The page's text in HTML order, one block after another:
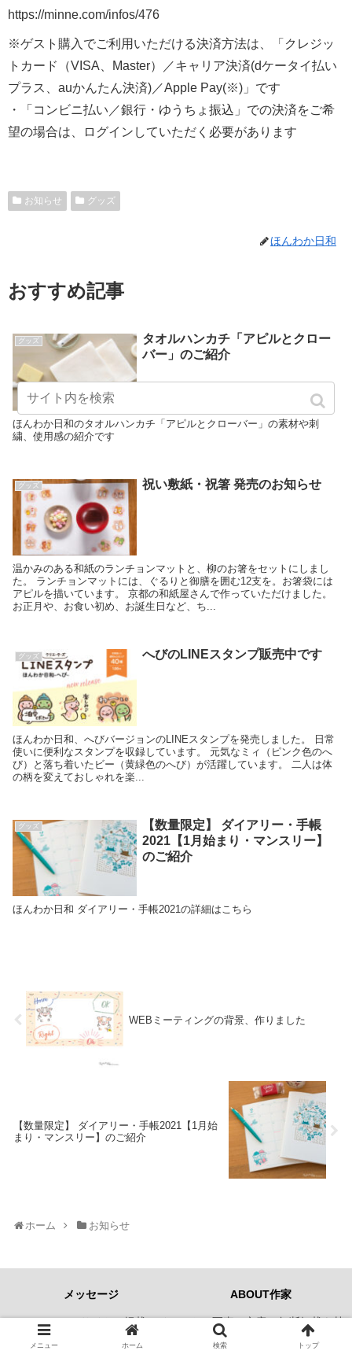
https://minne.com/infos/476
※ゲスト購入でご利用いただける決済方法は、「クレジッ
トカード（VISA、Master）／キャリア決済(dケータイ払い
プラス、auかんたん決済)／Apple Pay(※)」です
・「コンビニ払い／銀行・ゆうちょ振込」での決済をご希
望の場合は、ログインしていただく必要があります
お知らせ グッズ
ほんわか日和
おすすめ記事
グッズ
タオルハンカチ「アピルとクロー
バー」のご紹介
ほんわか日和のタオルハンカチ「アピルとクローバー」の素材や刺
繍、使用感の紹介です
グッズ 祝い敷紙・祝箸 発売のお知らせ
温かみのある和紙のランチョンマットと、柳のお箸をセットにしまし
た。 ランチョンマットには、ぐるりと御膳を囲む12支を。お箸袋には
アピルを描いています。 京都の和紙屋さんで作っていただけました。
お正月や、お食い初め、お誕生日など、ち...
グッズ へびのLINEスタンプ販売中です
ほんわか日和、へびバージョンのLINEスタンプを発売しました。 日常
使いに便利なスタンプを収録しています。 元気なミィ（ピンク色のへ
び）と落ち着いたビー（黄緑色のへび）が活躍しています。 二人は体
の柄を変えておしゃれを楽...
グッズ
【数量限定】 ダイアリー・手帳
2021【1月始まり・マンスリー】
のご紹介
ほんわか日和 ダイアリー・手帳2021の詳細はこちら
WEBミーティングの背景、作りました
【数量限定】 ダイアリー・手帳2021【1月始
まり・マンスリー】のご紹介
ホーム お知らせ
メッセージ ABOUT作家
© sadaka このサイトに掲載のイラスト・写真・文章の無断転載を禁
メニュー ホーム 検索 トップ